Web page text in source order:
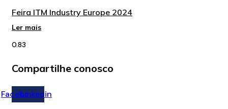
Feira ITM Industry Europe 2024
Ler mais
Compartilhe conosco
Facebook
Linkedin